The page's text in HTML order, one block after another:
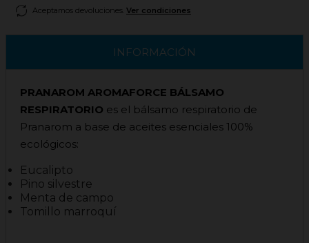
Aceptamos devoluciones. Ver condiciones
INFORMACIÓN
PRANAROM AROMAFORCE BÁLSAMO
RESPIRATORIO es el bálsamo respiratorio de
Pranarom a base de aceites esenciales 100%
ecológicos:
Eucalipto
Pino silvestre
Menta de campo
Tomillo marroquí